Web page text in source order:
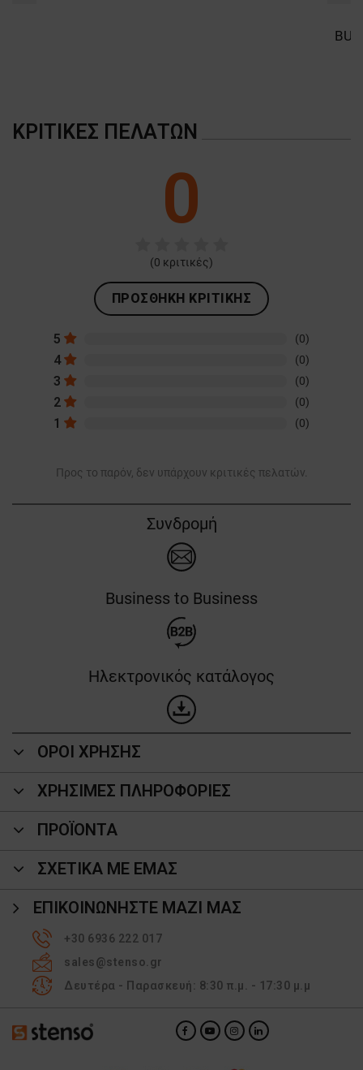
ΚΡΙΤΙΚΈΣ ΠΕΛΑΤΏΝ
0
(0 κριτικές)
ΠΡΟΣΘΉΚΗ ΚΡΙΤΙΚΉΣ
5 (0)
4 (0)
3 (0)
2 (0)
1 (0)
Προς το παρόν, δεν υπάρχουν κριτικές πελατών.
Συνδρομή
Business to Business
Ηλεκτρονικός κατάλογος
ΟΡΟΙ ΧΡΗΣΗΣ
ΧΡΗΣΙΜΕΣ ΠΛΗΡΟΦΟΡΙΕΣ
ΠΡΟΪΌΝΤΑ
ΣΧΕΤΙΚΑ ΜΕ ΕΜΑΣ
ΕΠΙΚΟΙΝΩΝΉΣΤΕ ΜΑΖΊ ΜΑΣ
+30 6936 222 017
sales@stenso.gr
Δευτέρα - Παρασκευή: 8:30 π.μ. - 17:30 μ.μ